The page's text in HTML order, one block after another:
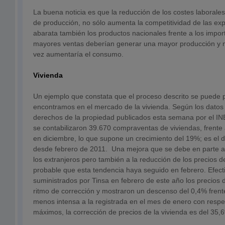
La buena noticia es que la reducción de los costes
de producción, no sólo aumenta la competitividad de las
abarata también los productos nacionales frente a los
mayores ventas deberían generar una mayor producción y
vez aumentaría el consumo.
Vivienda
Un ejemplo que constata que el proceso descrito se puede
encontramos en el mercado de la vivienda. Según los
derechos de la propiedad publicados esta semana por el
se contabilizaron 39.670 compraventas de viviendas,
en diciembre, lo que supone un crecimiento del 19%; es el
desde febrero de 2011. Una mejora que se debe en parte
los extranjeros pero también a la reducción de los precios
probable que esta tendencia haya seguido en febrero.
suministrados por Tinsa en febrero de este año los precios
ritmo de corrección y mostraron un descenso del 0,4%
menos intensa a la registrada en el mes de enero con
máximos, la corrección de precios de la vivienda es del